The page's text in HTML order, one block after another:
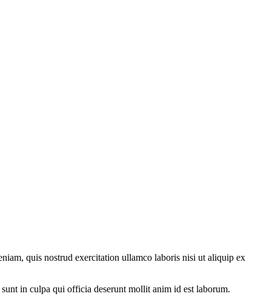
quis nostrud exercitation ullamco laboris nisi ut aliquip ex
in culpa qui officia deserunt mollit anim id est laborum.